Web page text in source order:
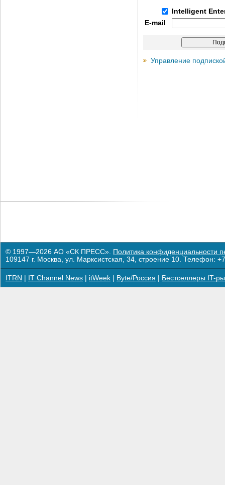
Intelligent
E-mail
Управление
© 1997—2026 АО «СК ПРЕСС». Политика конфиденциальности
109147 г. Москва, ул. Марксистская, 34, строение 10. Телефон:
ITRN IT Channel News itWeek Byte/Россия Бестселлеры IT-